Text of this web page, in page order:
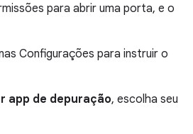
para abrir uma porta, e o
Configurações para instruir o
app de depuração, escolha seu